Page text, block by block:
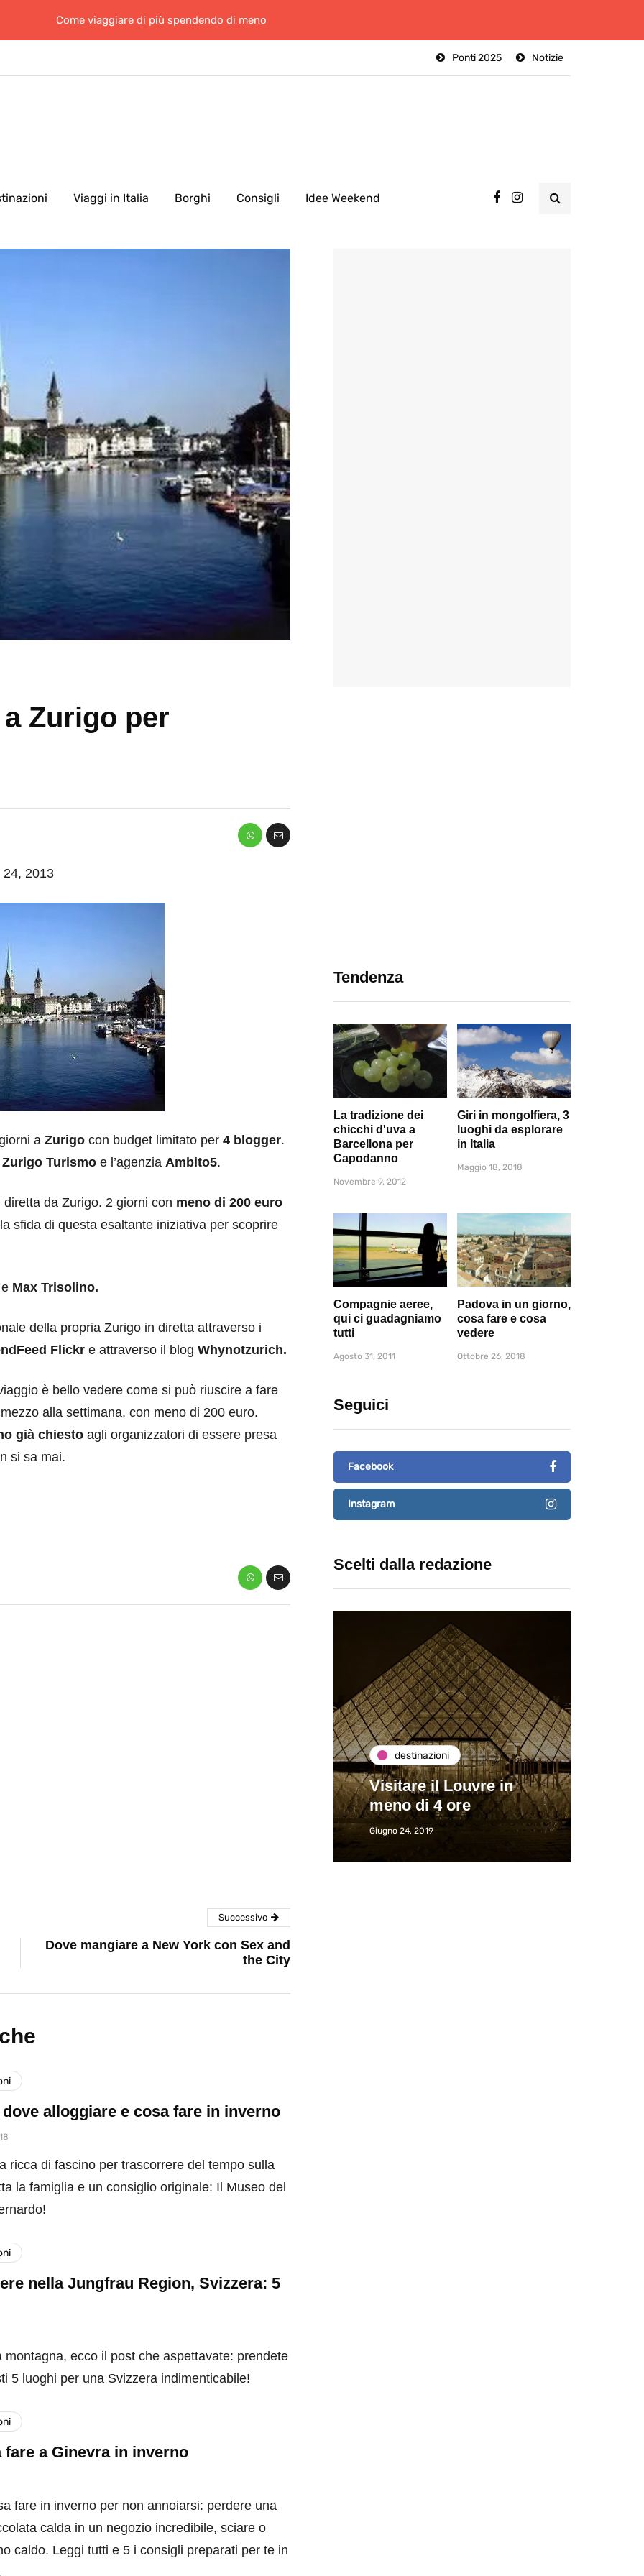
Come viaggiare di più spendendo di meno
Notizie
Ponti 2025
Viaggi in Italia Borghi Consigli Idee Weekend
Zurigo per
24, 2013
a Zurigo con budget limitato per 4 blogger.
Zurigo Turismo e l’agenzia Ambito5.
da Zurigo. 2 giorni con meno di 200 euro
sfida di questa esaltante iniziativa per scoprire
e Max Trisolino.
della propria Zurigo in diretta attraverso i
Flickr e attraverso il blog Whynotzurich.
è bello vedere come si può riuscire a fare
alla settimana, con meno di 200 euro.
già chiesto agli organizzatori di essere presa
si sa mai.
Tendenza
La tradizione dei
chicchi d'uva a
Barcellona per
Capodanno
Novembre 9, 2012
Giri in mongolfiera, 3
luoghi da esplorare
in Italia
Maggio 18, 2018
Compagnie aeree,
qui ci guadagniamo
tutti
Agosto 31, 2011
Padova in un giorno,
cosa fare e cosa
vedere
Ottobre 26, 2018
Seguici
Facebook
Instagram
Scelti dalla redazione
destinazioni
Visitare il Louvre in
meno di 4 ore
Giugno 24, 2019
Successivo
Dove mangiare a New York con Sex and
the City
alloggiare e cosa fare in inverno
ricca di fascino per trascorrere del tempo sulla
la famiglia e un consiglio originale: Il Museo del
nella Jungfrau Region, Svizzera: 5
montagna, ecco il post che aspettavate: prendete
5 luoghi per una Svizzera indimenticabile!
fare a Ginevra in inverno
fare in inverno per non annoiarsi: perdere una
calda in un negozio incredibile, sciare o
caldo. Leggi tutti e 5 i consigli preparati per te in